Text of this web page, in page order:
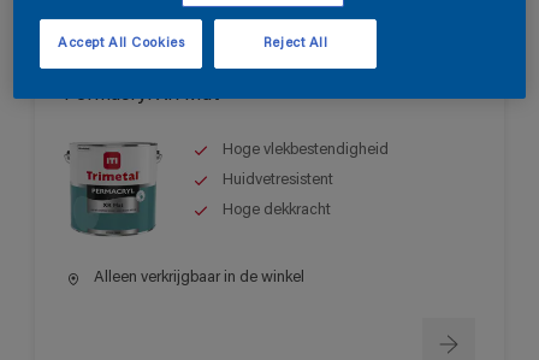
Permacryl XR Mat
Hoge vlekbestendigheid
Huidvetresistent
Hoge dekkracht
Alleen verkrijgbaar in de winkel
Reject All
Accept All Cookies